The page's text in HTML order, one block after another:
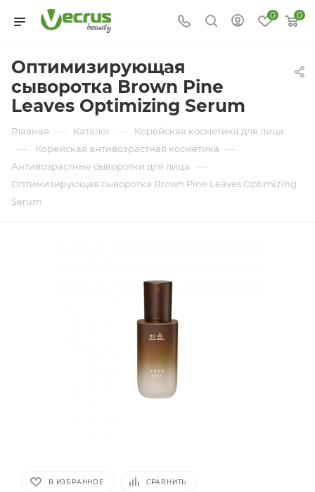
0 0
Оптимизирующая
сыворотка Brown Pine
Leaves Optimizing Serum
Главная — Каталог — Корейская косметика для лица
— Корейская антивозрастная косметика —
Антивозрастные сыворотки для лица —
Оптимизирующая сыворотка Brown Pine Leaves Optimizing
Serum
В ИЗБРАННОЕ СРАВНИТЬ